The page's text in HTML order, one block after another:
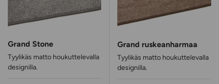
Grand Stone
Tyylikäs matto houkuttelevalla
designilla.
Grand ruskeanharmaa
Tyylikäs matto houkuttelevalla
designilla.